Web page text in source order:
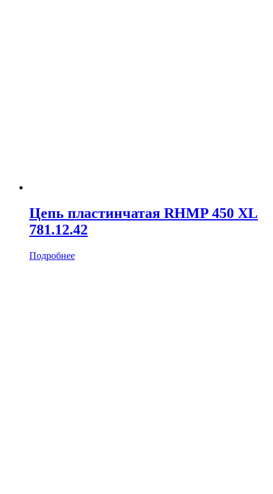
Цепь пластинчатая RHMP 450 XL
781.12.42
Подробнее